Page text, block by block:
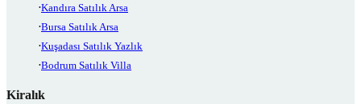
Kandıra Satılık Arsa
Bursa Satılık Arsa
Kuşadası Satılık Yazlık
Bodrum Satılık Villa
Kiralık